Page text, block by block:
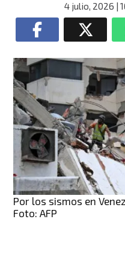
4 julio, 2026 |
Por los sismos en
Foto: AFP